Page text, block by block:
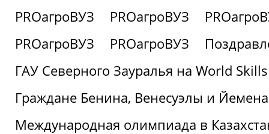
PROагроВУЗ
PROагроВУЗ
PROагроВУЗ
PROагроВУЗ
ГАУ Северного Зауралья на World
Граждане Бенина, Венесуэлы и
Международная олимпиада в